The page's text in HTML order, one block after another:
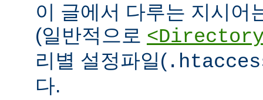
이 글에서 다루는 지시어
(일반적으로
리별 설정파일(
다.